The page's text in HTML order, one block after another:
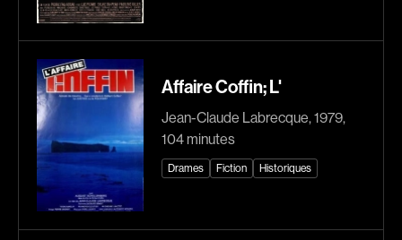
Animation
Comédies
Comédies musicales
Documentaires
Érotiques
Étudiants
Famille
Fantastiques
Fiction
Affaire Coffin; L'
Jean-Claude Labrecque, 1979,
104 minutes
Drames Fiction Historiques